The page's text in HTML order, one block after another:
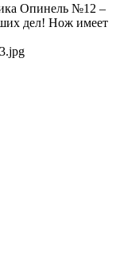
Опинель №12 –
дел! Нож имеет